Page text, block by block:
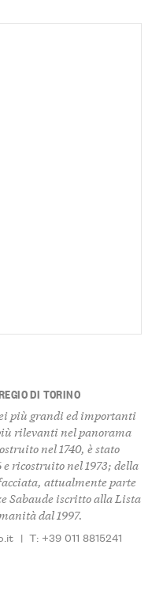
DI TORINO
più grandi ed importanti
rilevanti nel panorama
nel 1740, è stato
ricostruito nel 1973; della
attualmente parte
Sabaude iscritto alla Lista
dal 1997.
| T: +39 011 8815241